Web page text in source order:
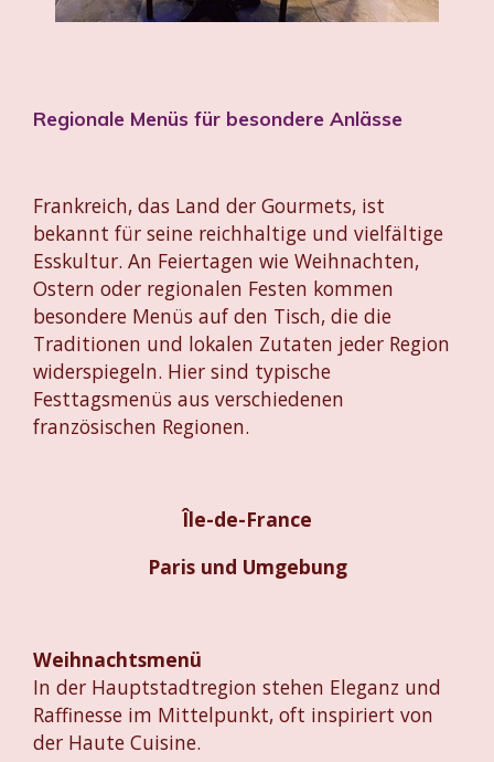
Regionale Menüs für besondere Anlässe
Frankreich, das Land der Gourmets, ist
bekannt für seine reichhaltige und vielfältige
Esskultur. An Feiertagen wie Weihnachten,
Ostern oder regionalen Festen kommen
besondere Menüs auf den Tisch, die die
Traditionen und lokalen Zutaten jeder Region
widerspiegeln. Hier sind typische
Festtagsmenüs aus verschiedenen
französischen Regionen.
Île-de-France
Paris und Umgebung
Weihnachtsmenü
In der Hauptstadtregion stehen Eleganz und
Raffinesse im Mittelpunkt, oft inspiriert von
der Haute Cuisine.